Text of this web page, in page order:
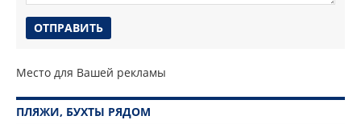
Место для Вашей рекламы
ПЛЯЖИ, БУХТЫ РЯДОМ